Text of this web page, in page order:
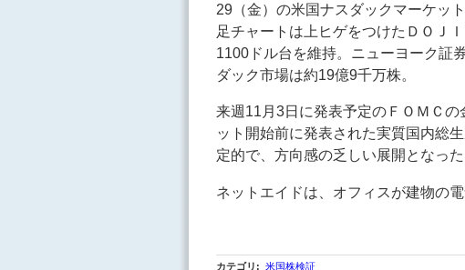
29（金）の米国ナスダックマーケッ
足チャートは上ヒゲをつけたＤＯＪ
1100ドル台を維持。ニューヨーク証
ダック市場は約19億9千万株。
来週11月3日に発表予定のＦＯＭＣ
ット開始前に発表された実質国内総
定的で、方向感の乏しい展開となった
ネットエイドは、オフィスが建物の
カテゴリ : 米国株検証